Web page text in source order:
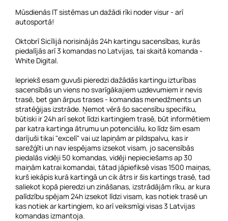
Mūsdienās IT sistēmas un dažādi rīki noder visur - arī
autosportā!
Oktobrī Sicīlijā norisinājās 24h kartingu sacensības, kurās
piedalījās arī 3 komandas no Latvijas, tai skaitā komanda -
White Digital.
Iepriekš esam guvuši pieredzi dažādās kartingu izturības
sacensībās un viens no svarīgākajiem uzdevumiem ir nevis
trasē, bet gan ārpus trases - komandas menedžments un
stratēģijas izstrāde. Ņemot vērā šo sacensību specifiku,
būtiski ir 24h arī sekot līdzi kartingiem trasē, būt informētiem
par katra kartinga ātrumu un potenciālu, ko līdz šim esam
darījuši tikai "excelī" vai uz lapiņām ar pildspalvu, kas ir
sarežģīti un nav iespējams izsekot visam, jo sacensībās
piedalās vidēji 50 komandas, vidēji nepieciešams ap 30
maiņām katrai komandai, tātad jāpiefiksē visas 1500 maiņas,
kurš iekāpis kurā kartingā un cik ātrs ir šis kartings trasē, tad
saliekot kopā pieredzi un zināšanas, izstrādājām rīku, ar kura
palīdzību spējam 24h izsekot līdzi visam, kas notiek trasē un
kas notiek ar kartingiem, ko arī veiksmīgi visas 3 Latvijas
komandas izmantoja.